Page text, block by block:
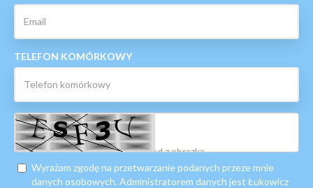
TELEFON KOMÓRKOWY
Wyrażam zgodę na przetwarzanie podanych przeze mnie
danych osobowych. Administratorem danych jest Łukowicz